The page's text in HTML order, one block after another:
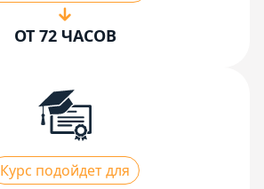
ОТ 72 ЧАСОВ
Курс подойдет для